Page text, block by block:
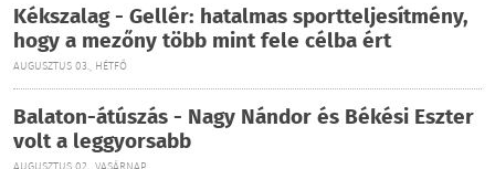
Kékszalag - Gellér: hatalmas sportteljesítmény,
hogy a mezőny több mint fele célba ért
AUGUSZTUS 03., HÉTFŐ
Balaton-átúszás - Nagy Nándor és Békési Eszter
volt a leggyorsabb